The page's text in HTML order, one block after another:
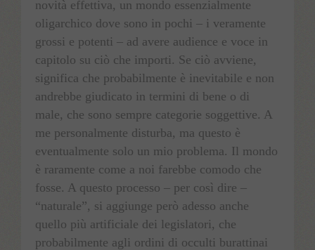
novità effettiva, un mondo essenzialmente
oligarchico dove sono in pochi – i veramente
grossi e potenti – ad avere audience e voce in
capitolo su ciò che importi. Se ciò avviene,
significa che probabilmente è inevitabile e non
andrebbe giudicato in termini di bene o di
male, che sono sempre categorie soggettive. A
me personalmente disturba, ma questo è
eventualmente solo un mio problema. Il mondo
è raramente come a noi farebbe comodo che
fosse. A questo processo – per così dire –
“naturale”, si aggiunge però adesso anche
quello più artificiale dei legislatori, che
probabilmente agli ordini di occulti burattinai